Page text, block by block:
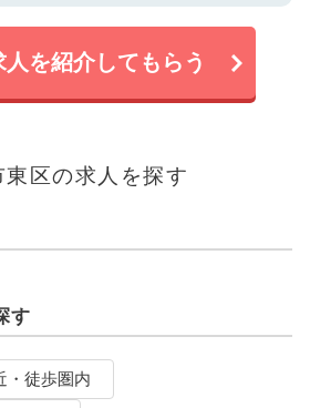
を紹介してもらう
区の求人を探す
す
・徒歩圏内